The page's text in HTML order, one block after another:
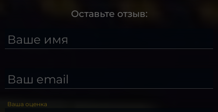
Оставьте отзыв:
Ваше имя
Ваш email
Ваша оценка